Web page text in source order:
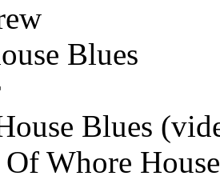
Blues
Blues
Whore